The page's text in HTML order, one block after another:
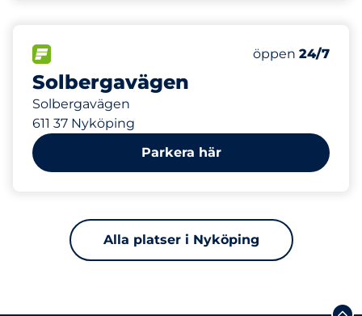
Solbergavägen
Solbergavägen
611 37 Nyköping
Antal
Totalt antal
Lördag
öppen 24/7
550 m
Parkera här
Alla platser i Nyköping